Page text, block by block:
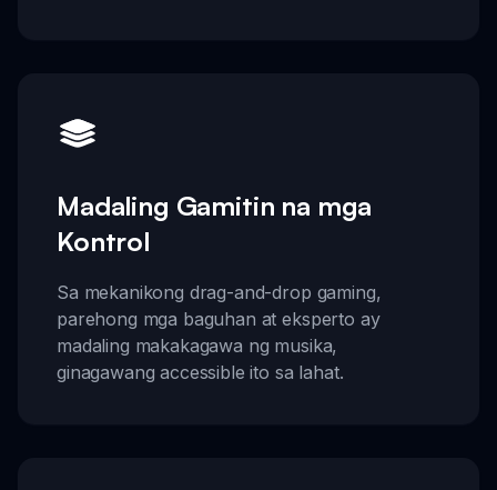
Madaling Gamitin na mga
Kontrol
Sa mekanikong drag-and-drop gaming,
parehong mga baguhan at eksperto ay
madaling makakagawa ng musika,
ginagawang accessible ito sa lahat.